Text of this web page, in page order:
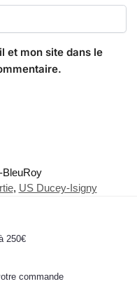
et mon site dans le
BleuRoy
, US Ducey-Isigny
250€
commande